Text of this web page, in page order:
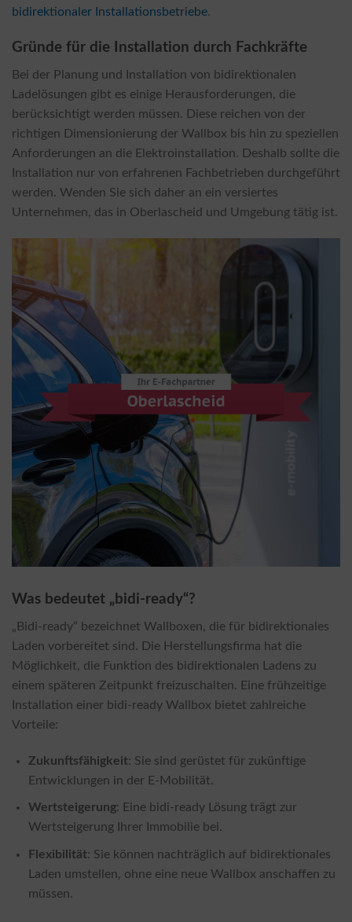
bidirektionaler Installationsbetriebe.
Gründe für die Installation durch Fachkräfte
Bei der Planung und Installation von bidirektionalen
Ladelösungen gibt es einige Herausforderungen, die
berücksichtigt werden müssen. Diese reichen von der
richtigen Dimensionierung der Wallbox bis hin zu speziellen
Anforderungen an die Elektroinstallation. Deshalb sollte die
Installation nur von erfahrenen Fachbetrieben durchgeführt
werden. Wenden Sie sich daher an ein versiertes
Unternehmen, das in Oberlascheid und Umgebung tätig ist.
Was bedeutet „bidi-ready“?
„Bidi-ready“ bezeichnet Wallboxen, die für bidirektionales
Laden vorbereitet sind. Die Herstellungsfirma hat die
Möglichkeit, die Funktion des bidirektionalen Ladens zu
einem späteren Zeitpunkt freizuschalten. Eine frühzeitige
Installation einer bidi-ready Wallbox bietet zahlreiche
Vorteile:
Zukunftsfähigkeit: Sie sind gerüstet für zukünftige
Entwicklungen in der E-Mobilität.
Wertsteigerung: Eine bidi-ready Lösung trägt zur
Wertsteigerung Ihrer Immobilie bei.
Flexibilität: Sie können nachträglich auf bidirektionales
Laden umstellen, ohne eine neue Wallbox anschaffen zu
müssen.